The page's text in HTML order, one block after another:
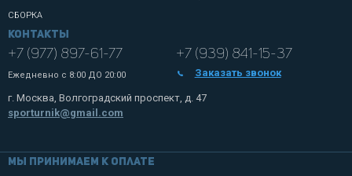
СБОРКА
Контакты
+7 (977) 897-61-77
Ежедневно с 8:00 ДО 20:00
+7 (939) 841-15-37
Заказать звонок
г. Москва, Волгоградский проспект, д. 47
sporturnik@gmail.com
Мы принимаем к оплате